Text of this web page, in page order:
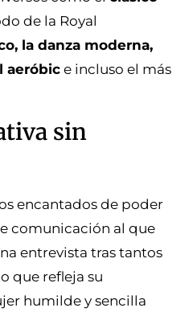
de la Royal
la danza moderna,
aeróbic e incluso el más
sin
encantados de poder
comunicación al que
entrevista tras tantos
que refleja su
humilde y sencilla